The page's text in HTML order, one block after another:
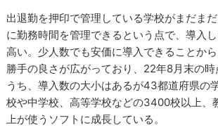
出退勤を押印で管理している学校がまだま
に勤務時間を管理できるという点で、導入
高い。少人数でも安価に導入できることか
勝手の良さが広がっており、22年8月末の
うち、導入数の大小はあるが43都道府県の
校や中学校、高等学校などの3400校以上、
上が使うソフトに成長している。